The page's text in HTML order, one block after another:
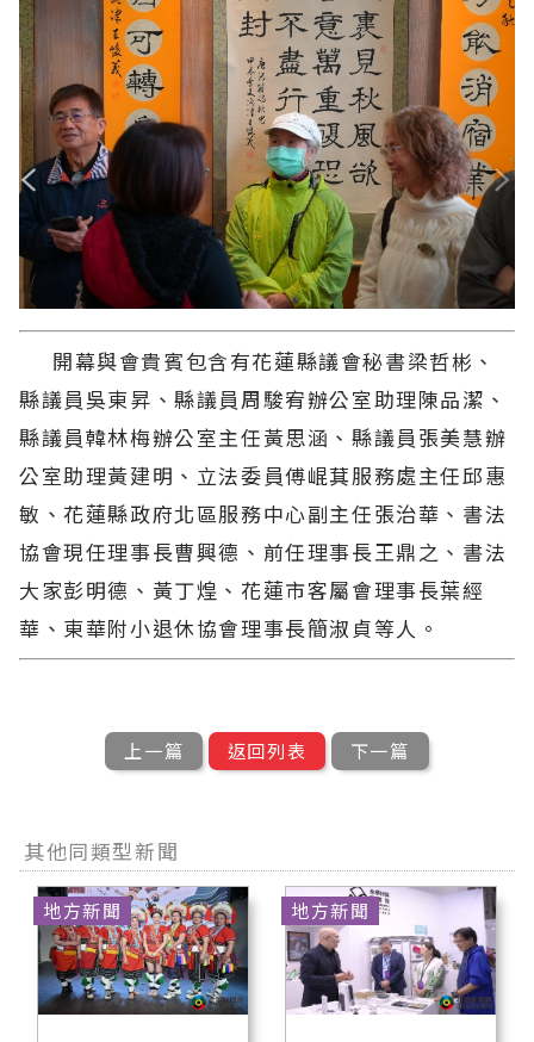
開幕與會貴賓包含有花蓮縣議會秘書梁哲彬、
縣議員吳東昇、縣議員周駿宥辦公室助理陳品潔、
縣議員韓林梅辦公室主任黃思涵、縣議員張美慧辦
公室助理黃建明、立法委員傅崐萁服務處主任邱惠
敏、花蓮縣政府北區服務中心副主任張治華、書法
協會現任理事長曹興德、前任理事長王鼎之、書法
大家彭明德、黃丁煌、花蓮市客屬會理事長葉經
華、東華附小退休協會理事長簡淑貞等人。
上一篇 返回列表 下一篇
其他同類型新聞
地方新聞 地方新聞